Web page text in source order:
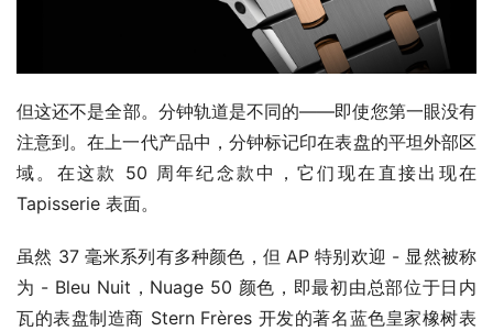
但这还不是全部。分钟轨道是不同的——即使您第一眼没有
注意到。在上一代产品中，分钟标记印在表盘的平坦外部区
域。在这款 50 周年纪念款中，它们现在直接出现在
Tapisserie 表面。
虽然 37 毫米系列有多种颜色，但 AP 特别欢迎 - 显然被称
为 - Bleu Nuit，Nuage 50 颜色，即最初由总部位于日内
瓦的表盘制造商 Stern Frères 开发的著名蓝色皇家橡树表